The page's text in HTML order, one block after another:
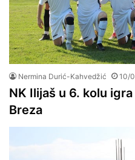
Nermina Durić-Kahvedžić 10/
NK Ilijaš u 6. kolu
Breza